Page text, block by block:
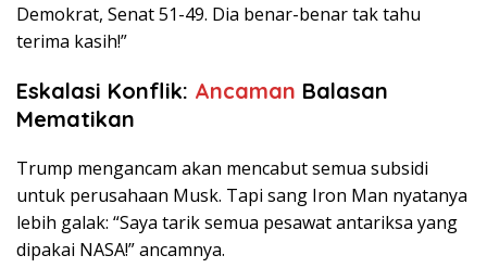
Demokrat, Senat 51-49. Dia benar-benar tak tahu
terima kasih!”
Eskalasi Konflik: Ancaman Balasan
Mematikan
Trump mengancam akan mencabut semua subsidi
untuk perusahaan Musk. Tapi sang Iron Man nyatanya
lebih galak: “Saya tarik semua pesawat antariksa yang
dipakai NASA!” ancamnya.